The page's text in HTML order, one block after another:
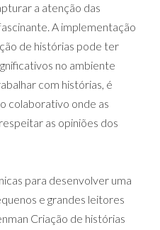
a atenção das
A implementação
de histórias pode ter
no ambiente
com histórias, é
colaborativo onde as
as opiniões dos
para desenvolver uma
e grandes leitores
Criação de histórias